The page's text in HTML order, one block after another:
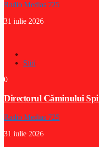
Radio Medias 725
31 iulie 2026
Stiri
0
Directorul Căminului
Radio Medias 725
31 iulie 2026